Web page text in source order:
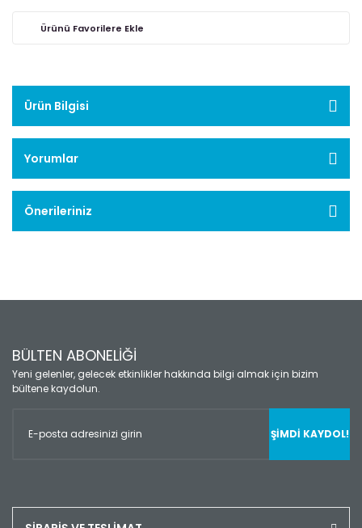
Ürün Bilgisi
Yorumlar
Önerileriniz
BÜLTEN ABONELİĞİ
Yeni gelenler, gelecek etkinlikler hakkında bilgi almak için bizim
bültene kaydolun.
ŞİMDİ KAYDOL!